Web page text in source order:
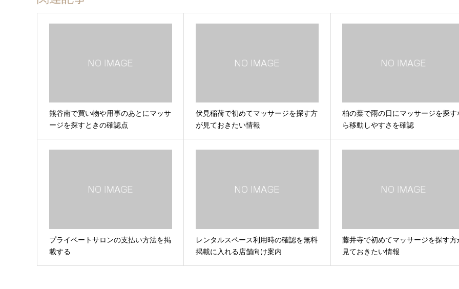
熊谷南で買い物や用事のあとにマッサ
ージを探すときの確認点
伏見稲荷で初めてマッサージを探す方
が見ておきたい情報
柏の葉で雨の日にマッサージを探す
ら移動しやすさを確認
プライベートサロンの支払い方法を掲
載する
レンタルスペース利用時の確認を無料
掲載に入れる店舗向け案内
藤井寺で初めてマッサージを探す方
見ておきたい情報